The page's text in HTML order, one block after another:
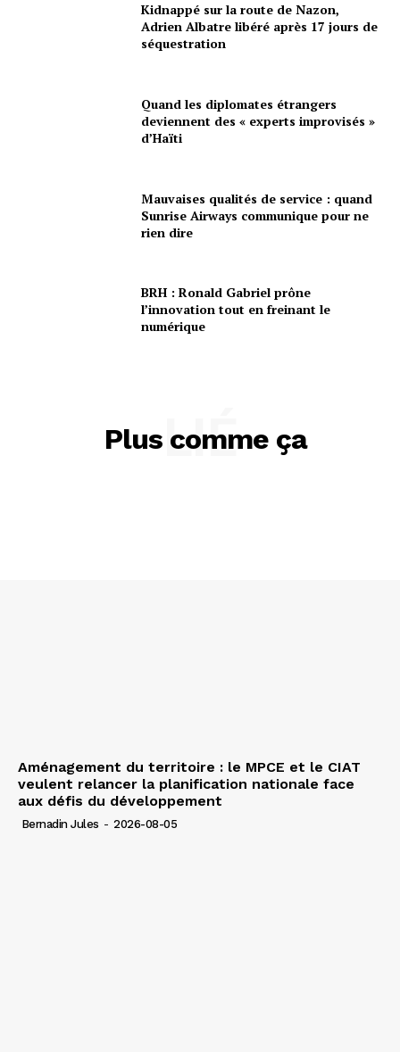
Kidnappé sur la route de Nazon,
Adrien Albatre libéré après 17 jours de
séquestration
Quand les diplomates étrangers
deviennent des « experts improvisés »
d’Haïti
Mauvaises qualités de service : quand
Sunrise Airways communique pour ne
rien dire
BRH : Ronald Gabriel prône
l’innovation tout en freinant le
numérique
Plus comme ça
LIÉ
Aménagement du territoire : le MPCE et le CIAT
veulent relancer la planification nationale face
aux défis du développement
Bernadin Jules - 2026-08-05